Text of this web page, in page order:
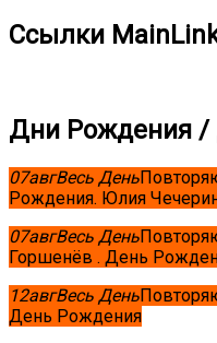
Ссылки
Дни Рождения
07авгВесь День
Рождения. Юлия
07авгВесь День
Горшенёв . День
12авгВесь День
День Рождения